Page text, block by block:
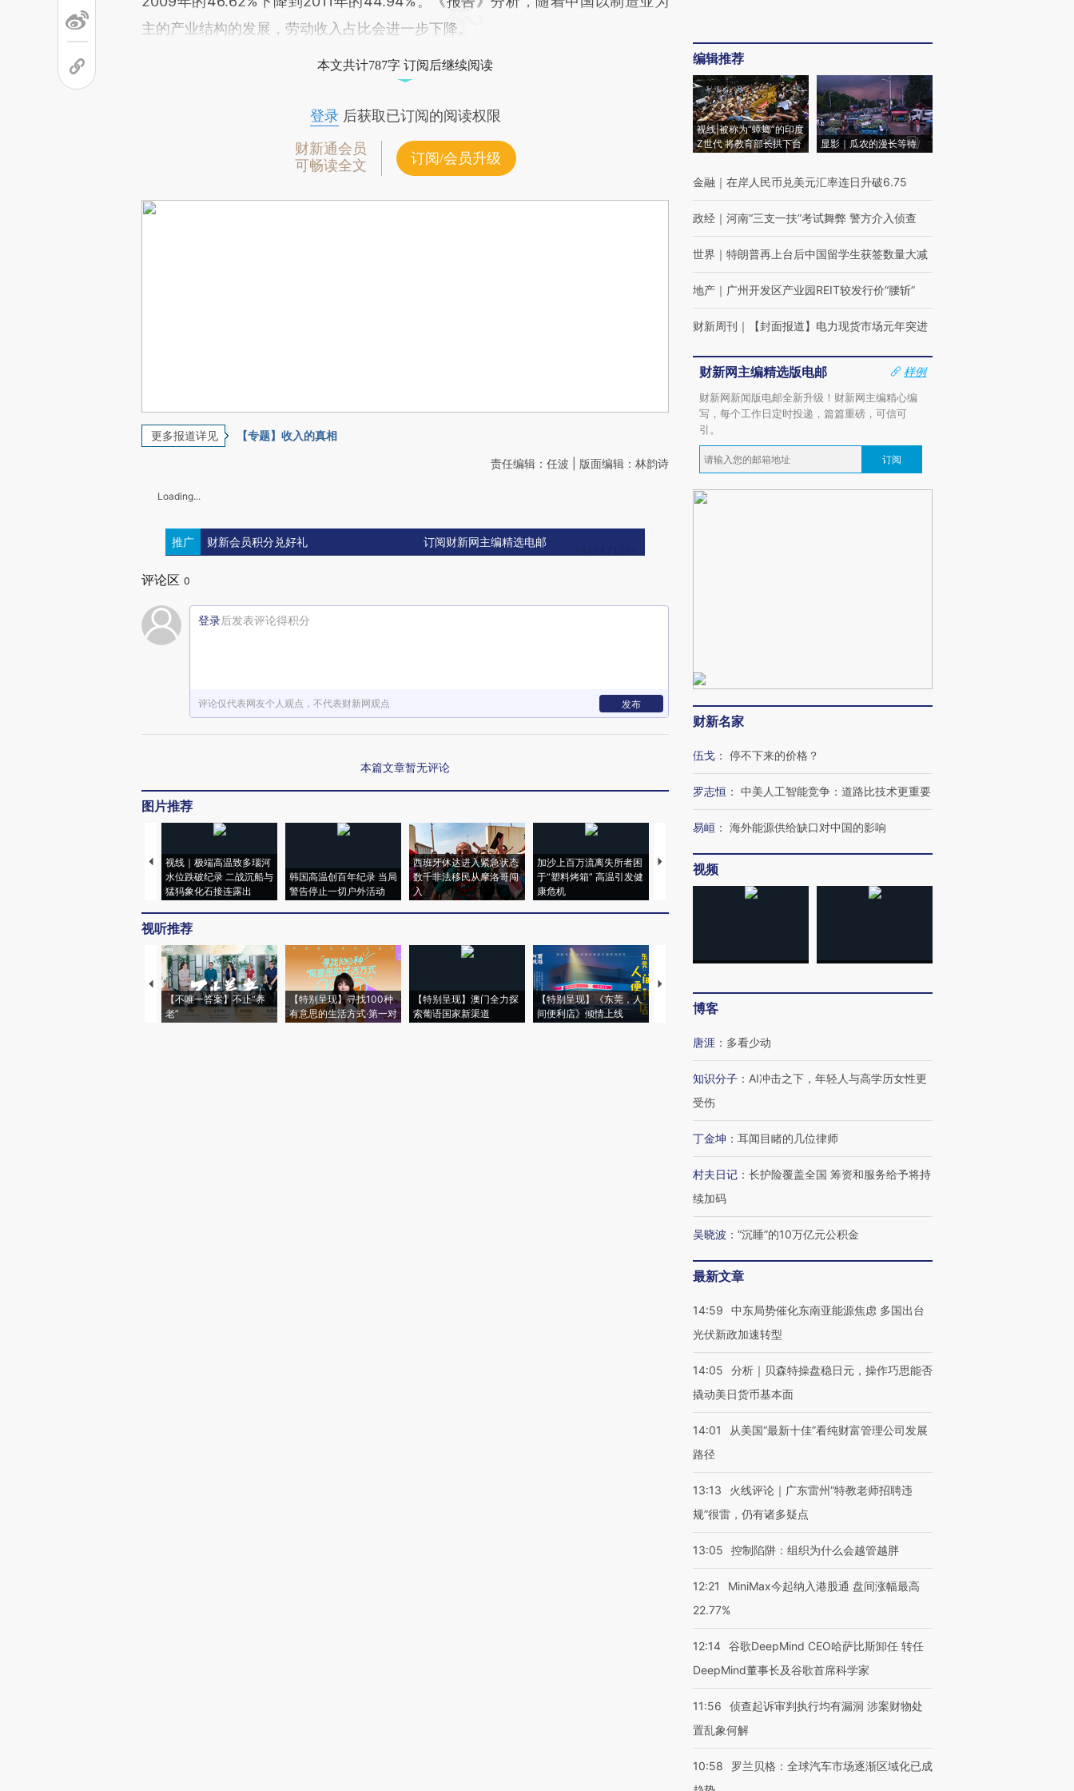
主的产业结构的发展，劳动收入占比会进一步下降。
本文共计787字 订阅后继续阅读
登录后获取已订阅的阅读权限
财新通会员
可畅读全文
订阅/会员升级
更多报道详见 【专题】收入的真相
责任编辑：任波 | 版面编辑：林韵诗
Loading...
推广 财新会员积分兑好礼 订阅财新网主编精选电邮
评论区 0
登录后发表评论得积分
评论仅代表网友个人观点，不代表财新网观点 发布
本篇文章暂无评论
图片推荐
视线｜极端高温致多瑙河
水位跌破纪录 二战沉船与
猛犸象化石接连露出
韩国高温创百年纪录 当局
警告停止一切户外活动
西班牙休达进入紧急状态
数千非法移民从摩洛哥闯
入
加沙上百万流离失所者困
于“塑料烤箱” 高温引发健
康危机
马航飞行员跨国走私7万
粒摇头丸 尿检体内含3种
视听推荐
【不唯一答案】不止“养
老”
【特别呈现】寻找100种
有意思的生活方式·第一对
【特别呈现】澳门全力探
索葡语国家新渠道
【特别呈现】《东莞，人
间便利店》倾情上线
【推广】走进第四届链博
会，让数智科技“链”接产
编辑推荐
视线|被称为“蟑螂”的印度
Z世代 将教育部长拱下台
显影｜瓜农的漫长等待
金融 ｜ 在岸人民币兑美元汇率连日升破6.75
政经 ｜ 河南“三支一扶”考试舞弊 警方介入侦查
世界 ｜ 特朗普再上台后中国留学生获签数量大减
地产 ｜ 广州开发区产业园REIT较发行价“腰斩”
财新周刊 ｜ 【封面报道】电力现货市场元年突进
财新网主编精选版电邮
样例
财新网新闻版电邮全新升级！财新网主编精心编
写，每个工作日定时投递，篇篇重磅，可信可
引。
订阅
财新名家
伍戈 ： 停不下来的价格？
罗志恒 ： 中美人工智能竞争：道路比技术更重要
易峘 ： 海外能源供给缺口对中国的影响
视频
博客
唐涯 ： 多看少动
知识分子 ： AI冲击之下，年轻人与高学历女性更
受伤
丁金坤 ： 耳闻目睹的几位律师
村夫日记 ： 长护险覆盖全国 筹资和服务给予将持
续加码
吴晓波 ： “沉睡”的10万亿元公积金
最新文章
14:59
中东局势催化东南亚能源焦虑 多国出台
光伏新政加速转型
14:05
分析｜贝森特操盘稳日元，操作巧思能否
撬动美日货币基本面
14:01
从美国“最新十佳”看纯财富管理公司发展
路径
13:13
火线评论｜广东雷州“特教老师招聘违
规”很雷，仍有诸多疑点
13:05 控制陷阱：组织为什么会越管越胖
12:21
MiniMax今起纳入港股通 盘间涨幅最高
22.77%
12:14 谷歌DeepMind CEO哈萨比斯卸任 转任
DeepMind董事长及谷歌首席科学家
11:56
侦查起诉审判执行均有漏洞 涉案财物处
置乱象何解
10:58
罗兰贝格：全球汽车市场逐渐区域化已成